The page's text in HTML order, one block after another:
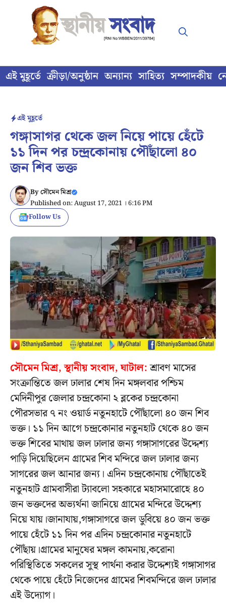
content
এই মুহূর্তে ক্রীড়া/অনুষ্ঠান অন্যান্য সাহিত্য সম্পাদকীয়
এই মুহূর্তে
গঙ্গাসাগর থেকে জল নিয়ে পায়ে হেঁটে
১১ দিন পর চন্দ্রকোনায় পৌঁছালো ৪০
জন শিব ভক্ত
Byসৌমেন মিশ্র
Published on: August 17, 2021 । 6:16 PM
Follow Us
সৌমেন মিশ্র, স্থানীয় সংবাদ, ঘাটাল:শ্রাবণ মাসের
সংক্রান্তিতে জল ঢালার শেষ দিন মঙ্গলবার পশ্চিম
মেদিনীপুর জেলার চন্দ্রকোনা ২ ব্লকের চন্দ্রকোনা
পৌরসভার ৭ নং ওয়ার্ড নতুনহাটে পৌঁছালো ৪০ জন শিব
ভক্ত। ১১ দিন আগে চন্দ্রকোনার নতুনহাট থেকে ৪০ জন
ভক্ত শিবের মাথায় জল ঢালার জন্য গঙ্গাসাগরের উদ্দেশ্য
পাড়ি দিয়েছিলেন গ্রামের শিব মন্দিরে জল ঢালার জন্য
সাগরের জল আনার জন্য। এদিন চন্দ্রকোনায় পৌঁছাতেই
নতুনহাট গ্রামবাসীরা ট্যাবলো সহকারে মহাসমারোহে ৪০
জন ভক্তদের অভ্যর্থনা জানিয়ে গ্রামের মন্দিরে উদ্দেশ্য
নিয়ে যায়।জানাযায়,গঙ্গাসাগরে জল ডুবিয়ে ৪০ জন ভক্ত
পায়ে হেঁটে ১১ দিন পর এদিন চন্দ্রকোনার নতুনহাটে
পৌঁছায়।গ্রামের মানুষের মঙ্গল কামনায়,করোনা
পরিস্থিতিতে সকলের সুস্থ পার্থনা করার উদ্দেশ্যই গঙ্গাসাগর
থেকে পায়ে হেঁটে নিজেদের গ্রামের শিবমন্দিরে জল ঢালার
এই উদ্যোগ।